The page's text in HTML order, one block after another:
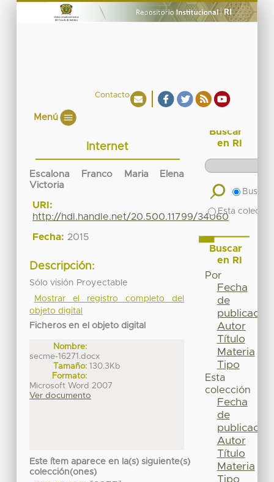
Contacto
Menú
Internet
Escalona Franco Maria Elena
Victoria
URI:
http://hdl.handle.net/20.500.11799/34060
Fecha: 2015
Descripción:
Sólo visión Proyectable
Mostrar el registro completo del
objeto digital
Ficheros en el objeto digital
Nombre:
secme-16271.docx
Tamaño: 130.3Kb
Formato:
Microsoft Word 2007
Ver documento
Este ítem aparece en la(s) siguiente(s)
colección(ones)
Buscar
en RI
Buscar
Esta
Buscar
en RI
Por
Fecha
de
publicación
Autor
Título
Materia
Tipo
Esta
colección
Fecha
de
publicación
Autor
Título
Materia
Tipo